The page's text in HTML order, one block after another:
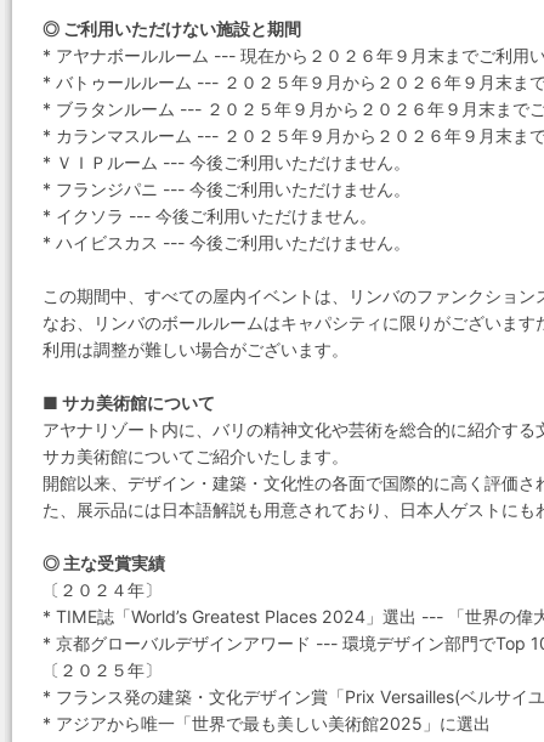
◎ ご利用いただけない施設と期間
* アヤナボールルーム --- 現在から２０２６年９月末までご利用
* バトゥールルーム --- ２０２５年９月から２０２６年９月末ま
* ブラタンルーム --- ２０２５年９月から２０２６年９月末まで
* カランマスルーム --- ２０２５年９月から２０２６年９月末ま
* ＶＩＰルーム --- 今後ご利用いただけません。
* フランジパニ --- 今後ご利用いただけません。
* イクソラ --- 今後ご利用いただけません。
* ハイビスカス --- 今後ご利用いただけません。
この期間中、すべての屋内イベントは、リンバのファンクショ
なお、リンバのボールルームはキャパシティに限りがございま
利用は調整が難しい場合がございます。
■ サカ美術館について
アヤナリゾート内に、バリの精神文化や芸術を総合的に紹介す
サカ美術館についてご紹介いたします。
開館以来、デザイン・建築・文化性の各面で国際的に高く評価
た、展示品には日本語解説も用意されており、日本人ゲストに
◎ 主な受賞実績
〔２０２４年〕
* TIME誌「World’s Greatest Places 2024」選出 --- 「世界の偉
* 京都グローバルデザインアワード --- 環境デザイン部門でTop
〔２０２５年〕
* フランス発の建築・文化デザイン賞「Prix Versailles(ベルサイ
* アジアから唯一「世界で最も美しい美術館2025」に選出